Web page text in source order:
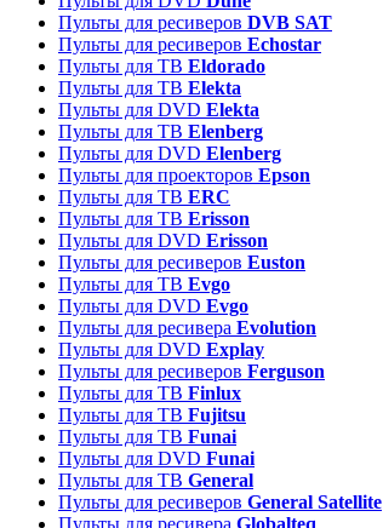
Пульты для ресиверов DVB SAT
Пульты для ресиверов Echostar
Пульты для ТВ Eldorado
Пульты для ТВ Elekta
Пульты для DVD Elekta
Пульты для ТВ Elenberg
Пульты для DVD Elenberg
Пульты для проекторов Epson
Пульты для ТВ ERC
Пульты для ТВ Erisson
Пульты для DVD Erisson
Пульты для ресиверов Euston
Пульты для ТВ Evgo
Пульты для DVD Evgo
Пульты для ресивера Evolution
Пульты для DVD Explay
Пульты для ресиверов Ferguson
Пульты для ТВ Finlux
Пульты для ТВ Fujitsu
Пульты для ТВ Funai
Пульты для DVD Funai
Пульты для ТВ General
Пульты для ресиверов General Satellite
Пульты для ресивера Globalteq